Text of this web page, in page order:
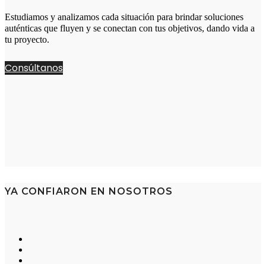
Estudiamos y analizamos cada situación para brindar soluciones
auténticas que fluyen y se conectan con tus objetivos, dando vida a
tu proyecto.
Consúltanos
YA CONFIARON EN NOSOTROS